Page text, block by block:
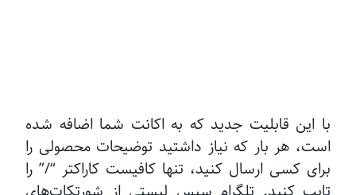
با این قابلیت جدید که به اکانت شما اضافه شده
است، هر بار که نیاز داشتید توضیحات محصولی را
برای کسی ارسال کنید، تنها کافیست کاراکتر “/” را